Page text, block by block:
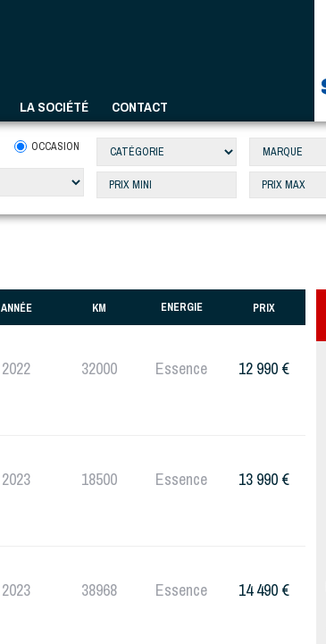
LA SOCIÉTÉ CONTACT
OCCASION
ANNÉE KM ENERGIE PRIX
2022 32000 Essence 12 990 €
2023 18500 Essence 13 990 €
2023 38968 Essence 14 490 €